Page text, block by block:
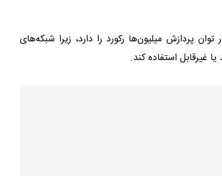
پردازش میلیون‌ها رکورد را دارد، زیرا شبکه‌های
غیرقابل استفاده کند.